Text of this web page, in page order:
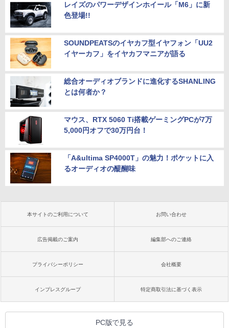
レイズのパワーデザインホイール「M6」に新
色登場!!
SOUNDPEATSのイヤカフ型イヤフォン「UU2
イヤーカフ」をイヤカフマニアが語る
総合オーディオブランドに進化するSHANLING
とは何者か？
マウス、RTX 5060 Ti搭載ゲーミングPCが7万
5,000円オフで30万円台！
「A&ultima SP4000T」の魅力！ポケットに入
るオーディオの醍醐味
本サイトのご利用について お問い合わせ
広告掲載のご案内 編集部へのご連絡
プライバシーポリシー 会社概要
インプレスグループ 特定商取引法に基づく表示
PC版で見る